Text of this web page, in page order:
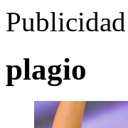
Publicidad
plagio